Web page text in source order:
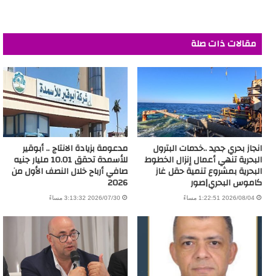
مقالات ذات صلة
انجاز بحري جديد ..خدمات البترول
البحرية تنهي أعمال إنزال الخطوط
البحرية بمشروع تنمية حقل غاز
كاموس البحري|صور
2026/08/04 1:22:51 مساءً
مدعومة بزيادة الانتاج .. أبوقير
للأسمدة تحقق 10.01 مليار جنيه
صافي أرباح خلال النصف الأول من
2026
2026/07/30 3:13:32 مساءً